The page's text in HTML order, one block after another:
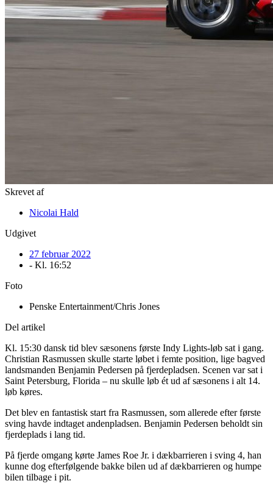
Skrevet af
Nicolai Hald
Udgivet
27 februar 2022
- Kl. 16:52
Foto
Penske Entertainment/Chris Jones
Del artikel
Kl. 15:30 dansk tid blev sæsonens første Indy Lights-løb sat i gang.
Christian Rasmussen skulle starte løbet i femte position, lige bagved
landsmanden Benjamin Pedersen på fjerdepladsen. Scenen var sat i
Saint Petersburg, Florida – nu skulle løb ét ud af sæsonens i alt 14.
løb køres.
Det blev en fantastisk start fra Rasmussen, som allerede efter første
sving havde indtaget andenpladsen. Benjamin Pedersen beholdt sin
fjerdeplads i lang tid.
På fjerde omgang kørte James Roe Jr. i dækbarrieren i sving 4, han
kunne dog efterfølgende bakke bilen ud af dækbarrieren og humpe
bilen tilbage i pit.